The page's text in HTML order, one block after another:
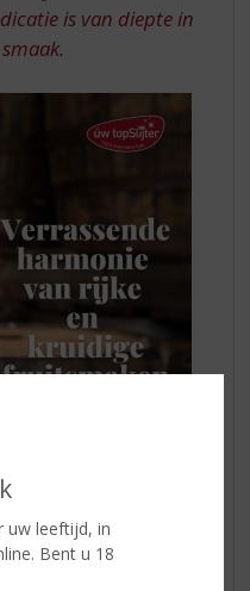
uw leeftijd, in
Bent u 18
is van diepte in
klein stadje aan de